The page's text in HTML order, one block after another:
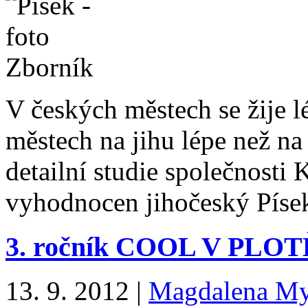
V českých městech se žije
městech na jihu lépe než
detailní studie společnosti
vyhodnocen jihočeský
3. ročník COOL V
13. 9. 2012 | Magdalena